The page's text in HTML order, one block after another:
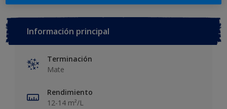
Información principal
Terminación
Mate
Rendimiento
12-14 m²/L